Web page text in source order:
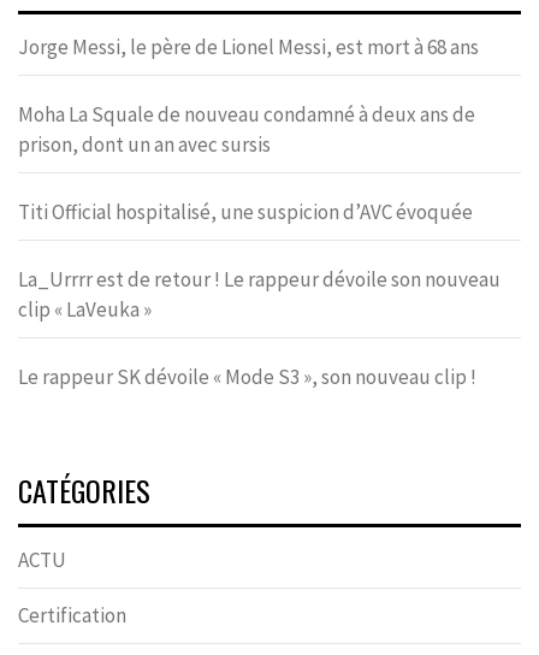
Jorge Messi, le père de Lionel Messi, est mort à 68 ans
Moha La Squale de nouveau condamné à deux ans de
prison, dont un an avec sursis
Titi Official hospitalisé, une suspicion d’AVC évoquée
La_Urrrr est de retour ! Le rappeur dévoile son nouveau
clip « LaVeuka »
Le rappeur SK dévoile « Mode S3 », son nouveau clip !
CATÉGORIES
ACTU
Certification